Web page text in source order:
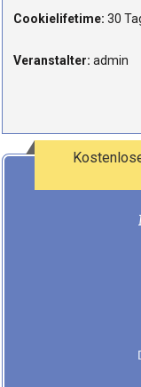
Cookielifetime: 30
Veranstalter: admin